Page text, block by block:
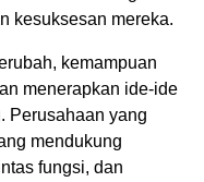
kesuksesan mereka.
kemampuan
menerapkan ide-ide
Perusahaan yang
mendukung
fungsi, dan